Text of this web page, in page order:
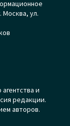
Москва, ул.
и
редакции.
авторов.